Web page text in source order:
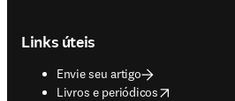
Links úteis
Envie seu artigo
Livros e periódicos
opens in new tab/window